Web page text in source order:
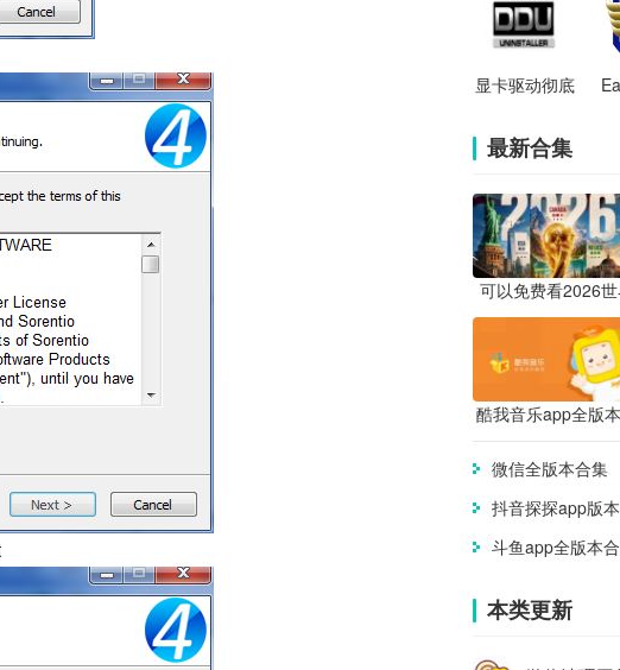
显卡驱动彻底
最新合集
可以免费看2026
杯直播的app合集
酷我音乐app全版
集
微信全版本合集
抖音探探app版
斗鱼app全版本
本类更新